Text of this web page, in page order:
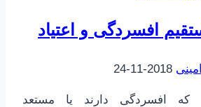
افسردگی و اعتیاد
2018-11-24
که افسردگی دارند یا مستعد